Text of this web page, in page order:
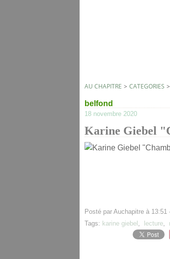
AU CHAPITRE > CATEGORIES >
belfond
18 novembre 2020
Karine Giebel
Posté par Auchapitre à 13:51
Tags: karine giebel , lecture,